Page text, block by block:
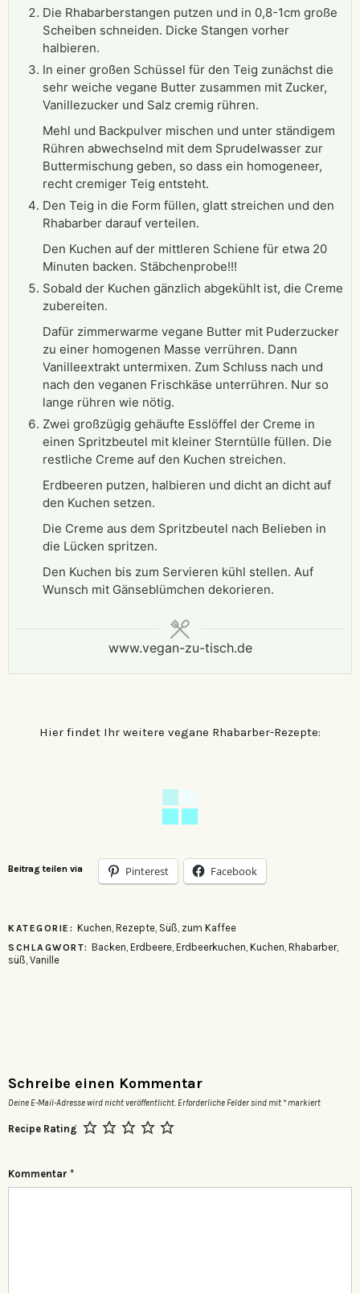
Die Rhabarberstangen putzen und in 0,8-1cm große
Scheiben schneiden. Dicke Stangen vorher
halbieren.
In einer großen Schüssel für den Teig zunächst die
sehr weiche vegane Butter zusammen mit Zucker,
Vanillezucker und Salz cremig rühren.
Mehl und Backpulver mischen und unter ständigem
Rühren abwechselnd mit dem Sprudelwasser zur
Buttermischung geben, so dass ein homogeneer,
recht cremiger Teig entsteht.
Den Teig in die Form füllen, glatt streichen und den
Rhabarber darauf verteilen.
Den Kuchen auf der mittleren Schiene für etwa 20
Minuten backen. Stäbchenprobe!!!
Sobald der Kuchen gänzlich abgekühlt ist, die Creme
zubereiten.
Dafür zimmerwarme vegane Butter mit Puderzucker
zu einer homogenen Masse verrühren. Dann
Vanilleextrakt untermixen. Zum Schluss nach und
nach den veganen Frischkäse unterrühren. Nur so
lange rühren wie nötig.
Zwei großzügig gehäufte Esslöffel der Creme in
einen Spritzbeutel mit kleiner Sterntülle füllen. Die
restliche Creme auf den Kuchen streichen.
Erdbeeren putzen, halbieren und dicht an dicht auf
den Kuchen setzen.
Die Creme aus dem Spritzbeutel nach Belieben in
die Lücken spritzen.
Den Kuchen bis zum Servieren kühl stellen. Auf
Wunsch mit Gänseblümchen dekorieren.
www.vegan-zu-tisch.de
Hier findet Ihr weitere vegane Rhabarber-Rezepte:
Beitrag teilen via Pinterest Facebook
KATEGORIE: Kuchen Rezepte, Süß zum Kaffee
SCHLAGWORT: Backen Erdbeere Erdbeerkuchen Kuchen Rhabarber,
süß Vanille
Schreibe einen Kommentar
Deine E-Mail-Adresse wird nicht veröffentlicht. Erforderliche Felder sind mit * markiert
Recipe Rating
Kommentar *